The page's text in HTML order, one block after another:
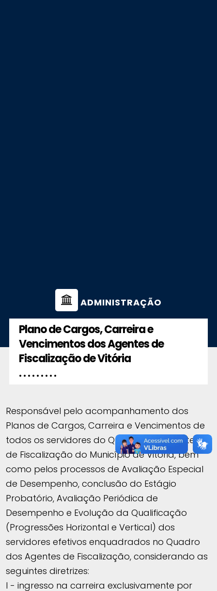
ADMINISTRAÇÃO
Plano de Cargos, Carreira e
Vencimentos dos Agentes de
Fiscalização de Vitória
. . . . . . . . .
Responsável pelo acompanhamento dos
Planos de Cargos, Carreira e Vencimentos de
todos os servidores do Quadro dos Agentes
de Fiscalização do Município de Vitória, bem
como pelos processos de Avaliação Especial
de Desempenho, conclusão do Estágio
Probatório, Avaliação Periódica de
Desempenho e Evolução da Qualificação
(Progressões Horizontal e Vertical) dos
servidores efetivos enquadrados no Quadro
dos Agentes de Fiscalização, considerando as
seguintes diretrizes:
I - ingresso na carreira exclusivamente por